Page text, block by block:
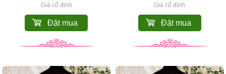
Giá cố định
Đặt mua
Giá cố định
Đặt mua